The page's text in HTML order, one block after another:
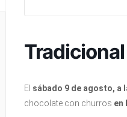
El sábado 9 de agosto, a
chocolate con churros en